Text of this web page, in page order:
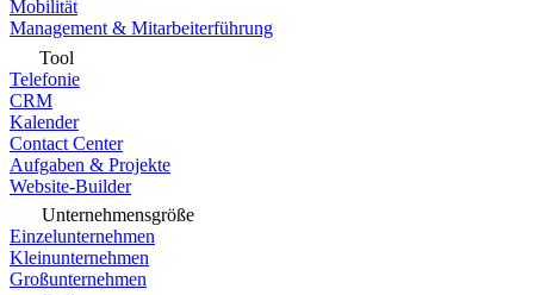
Mobilität
Management & Mitarbeiterführung
Tool
Telefonie
CRM
Kalender
Contact Center
Aufgaben & Projekte
Website-Builder
Unternehmensgröße
Einzelunternehmen
Kleinunternehmen
Großunternehmen